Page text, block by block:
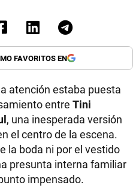
FAVORITOS EN
atención estaba puesta
entre Tini
, una inesperada versión
el centro de la escena.
la boda ni por el vestido
presunta interna familiar
impensado.